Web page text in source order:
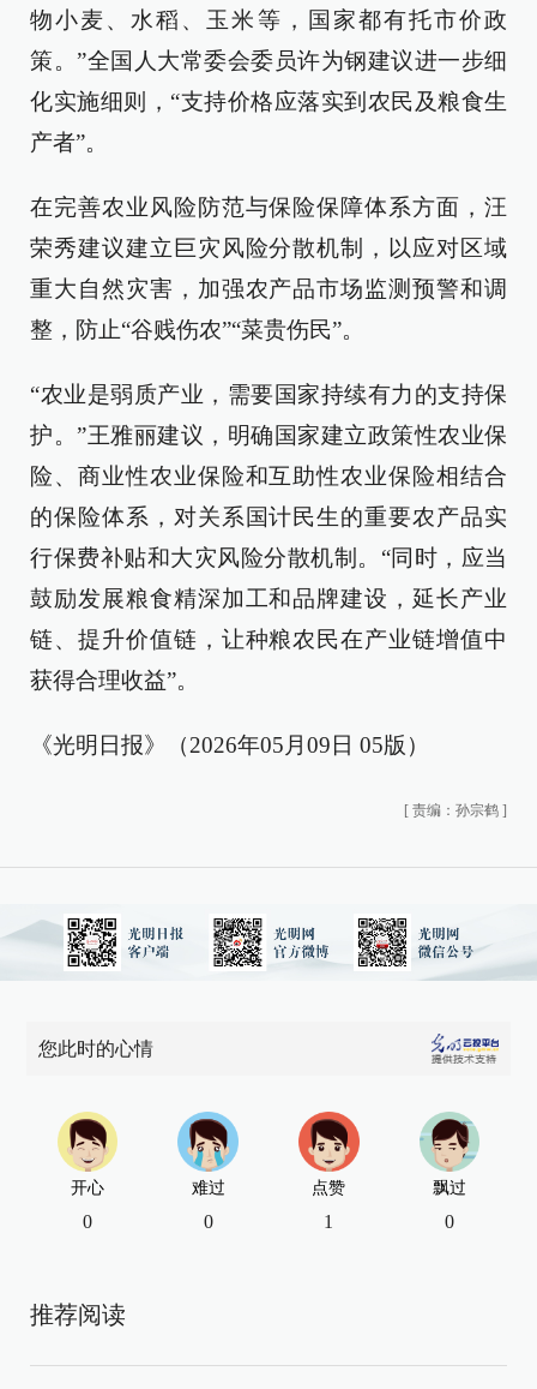
物小麦、水稻、玉米等，国家都有托市价政
策。”全国人大常委会委员许为钢建议进一步细
化实施细则，“支持价格应落实到农民及粮食生
产者”。
在完善农业风险防范与保险保障体系方面，汪
荣秀建议建立巨灾风险分散机制，以应对区域
重大自然灾害，加强农产品市场监测预警和调
整，防止“谷贱伤农”“菜贵伤民”。
“农业是弱质产业，需要国家持续有力的支持保
护。”王雅丽建议，明确国家建立政策性农业保
险、商业性农业保险和互助性农业保险相结合
的保险体系，对关系国计民生的重要农产品实
行保费补贴和大灾风险分散机制。“同时，应当
鼓励发展粮食精深加工和品牌建设，延长产业
链、提升价值链，让种粮农民在产业链增值中
获得合理收益”。
《光明日报》（2026年05月09日 05版）
[ 责编：孙宗鹤 ]
您此时的心情
开心
0
难过
0
点赞
1
飘过
0
推荐阅读